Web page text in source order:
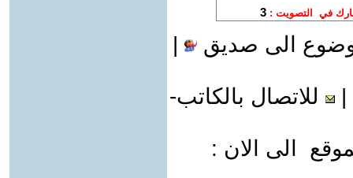
الى صديق |
| للاتصال بالكاتب-
الى الان :